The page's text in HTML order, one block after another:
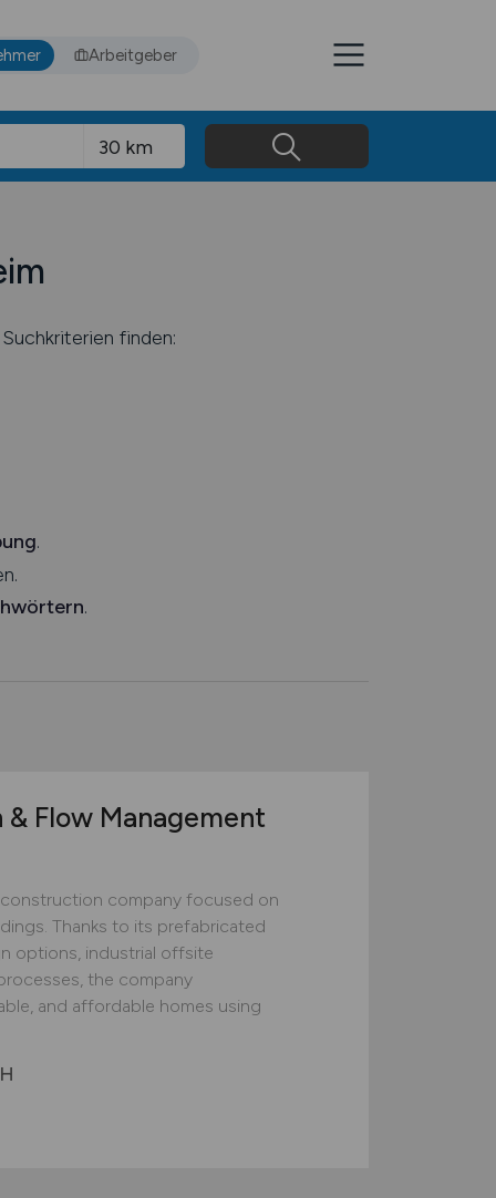
Arbeitgeber
finden:
.
.
Flow Management
company focused on
Thanks to its prefabricated
options, industrial offsite
the company
and affordable homes using